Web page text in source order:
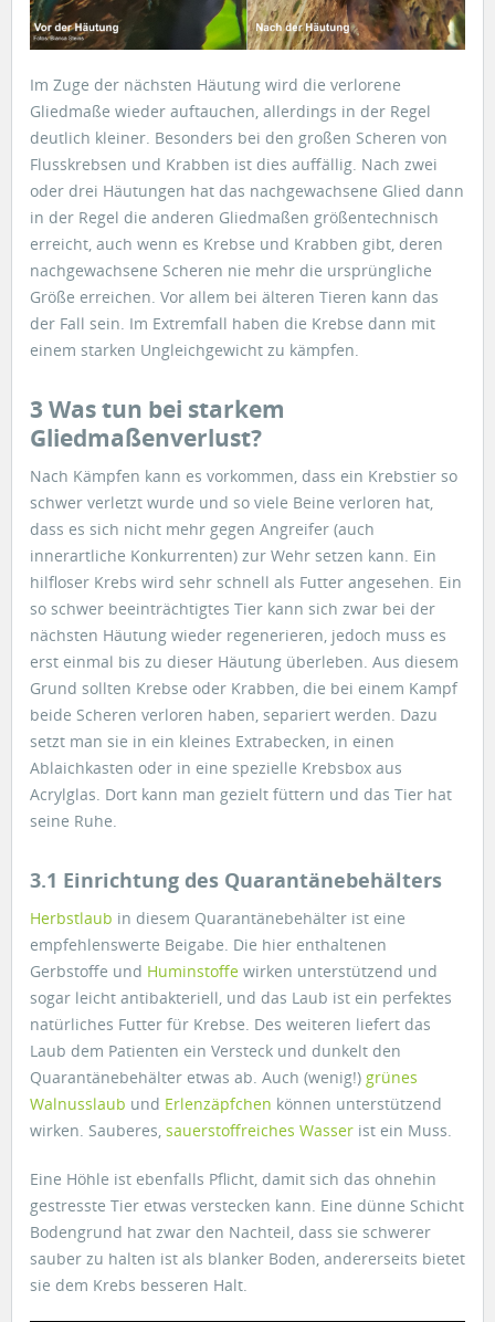
Im Zuge der nächsten Häutung wird die verlorene
Gliedmaße wieder auftauchen, allerdings in der Regel
deutlich kleiner. Besonders bei den großen Scheren von
Flusskrebsen und Krabben ist dies auffällig. Nach zwei
oder drei Häutungen hat das nachgewachsene Glied dann
in der Regel die anderen Gliedmaßen größentechnisch
erreicht, auch wenn es Krebse und Krabben gibt, deren
nachgewachsene Scheren nie mehr die ursprüngliche
Größe erreichen. Vor allem bei älteren Tieren kann das
der Fall sein. Im Extremfall haben die Krebse dann mit
einem starken Ungleichgewicht zu kämpfen.
3 Was tun bei starkem
Gliedmaßenverlust?
Nach Kämpfen kann es vorkommen, dass ein Krebstier so
schwer verletzt wurde und so viele Beine verloren hat,
dass es sich nicht mehr gegen Angreifer (auch
innerartliche Konkurrenten) zur Wehr setzen kann. Ein
hilfloser Krebs wird sehr schnell als Futter angesehen. Ein
so schwer beeinträchtigtes Tier kann sich zwar bei der
nächsten Häutung wieder regenerieren, jedoch muss es
erst einmal bis zu dieser Häutung überleben. Aus diesem
Grund sollten Krebse oder Krabben, die bei einem Kampf
beide Scheren verloren haben, separiert werden. Dazu
setzt man sie in ein kleines Extrabecken, in einen
Ablaichkasten oder in eine spezielle Krebsbox aus
Acrylglas. Dort kann man gezielt füttern und das Tier hat
seine Ruhe.
3.1 Einrichtung des Quarantänebehälters
Herbstlaub in diesem Quarantänebehälter ist eine
empfehlenswerte Beigabe. Die hier enthaltenen
Gerbstoffe und Huminstoffe wirken unterstützend und
sogar leicht antibakteriell, und das Laub ist ein perfektes
natürliches Futter für Krebse. Des weiteren liefert das
Laub dem Patienten ein Versteck und dunkelt den
Quarantänebehälter etwas ab. Auch (wenig!) grünes
Walnusslaub und Erlenzäpfchen können unterstützend
wirken. Sauberes, sauerstoffreiches Wasser ist ein Muss.
Eine Höhle ist ebenfalls Pflicht, damit sich das ohnehin
gestresste Tier etwas verstecken kann. Eine dünne Schicht
Bodengrund hat zwar den Nachteil, dass sie schwerer
sauber zu halten ist als blanker Boden, andererseits bietet
sie dem Krebs besseren Halt.